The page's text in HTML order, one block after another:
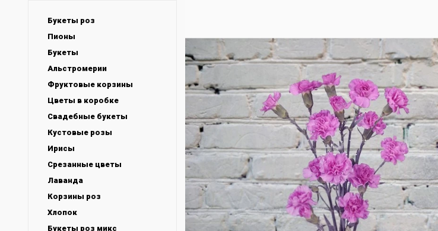
Букеты роз
Пионы
Букеты
Альстромерии
Фруктовые корзины
Цветы в коробке
Свадебные букеты
Кустовые розы
Ирисы
Срезанные цветы
Лаванда
Корзины роз
Хлопок
Букеты роз микс